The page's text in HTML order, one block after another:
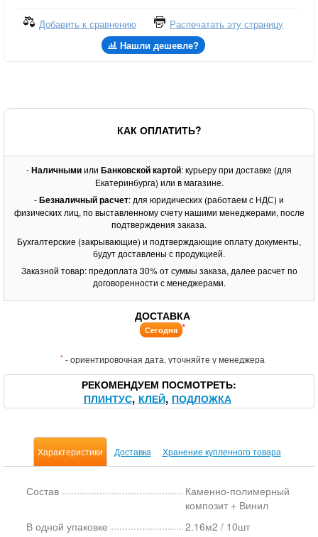
Добавить к сравнению
Распечатать эту страницу
Нашли дешевле?
КАК ОПЛАТИТЬ?
-Наличнымиили Банковской картой: курьеру при доставке (для
Екатеринбурга) или в магазине.
-Безналичный расчет: для юридических (работаем с НДС) и
физических лиц, по выставленному счету нашими менеджерами, после
подтверждения заказа.
Бухгалтерские (закрывающие) и подтверждающие оплату документы,
будут доставлены с продукцией.
Заказной товар: предоплата 30% от суммы заказа, далее расчет по
договоренности с менеджерами.
ДОСТАВКА
Сегодня *
* - ориентировочная дата, уточняйте у менеджера
РЕКОМЕНДУЕМ ПОСМОТРЕТЬ
ПЛИНТУС КЛЕЙ ПОДЛОЖКА
Характеристики Доставка Хранение купленного товара
Состав
Каменно-полимерный
композит + Винил
В одной упаковке
2.16м2 / 10шт